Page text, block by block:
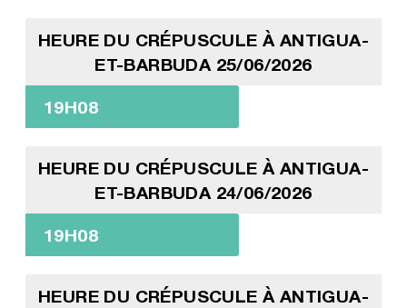
HEURE DU CRÉPUSCULE À ANTIGUA-
ET-BARBUDA 25/06/2026
19H08
HEURE DU CRÉPUSCULE À ANTIGUA-
ET-BARBUDA 24/06/2026
19H08
HEURE DU CRÉPUSCULE À ANTIGUA-